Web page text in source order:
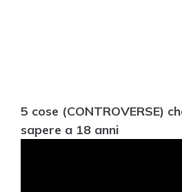
5 cose (CONTROVERSE)
sapere a 18 anni